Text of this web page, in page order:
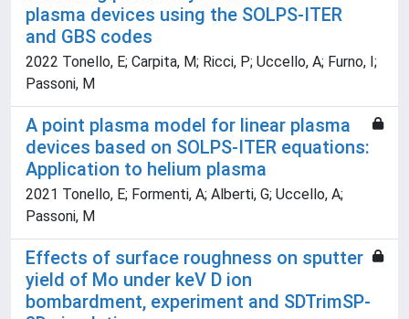
plasma devices using the SOLPS-ITER
and GBS codes
2022 Tonello, E; Carpita, M; Ricci, P; Uccello, A; Furno, I;
Passoni, M
A point plasma model for linear plasma
devices based on SOLPS-ITER equations:
Application to helium plasma
2021 Tonello, E; Formenti, A; Alberti, G; Uccello, A;
Passoni, M
Effects of surface roughness on sputter
yield of Mo under keV D ion
bombardment, experiment and SDTrimSP-